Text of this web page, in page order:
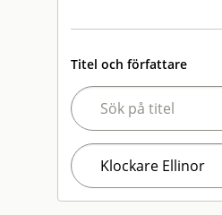
Titel och författare